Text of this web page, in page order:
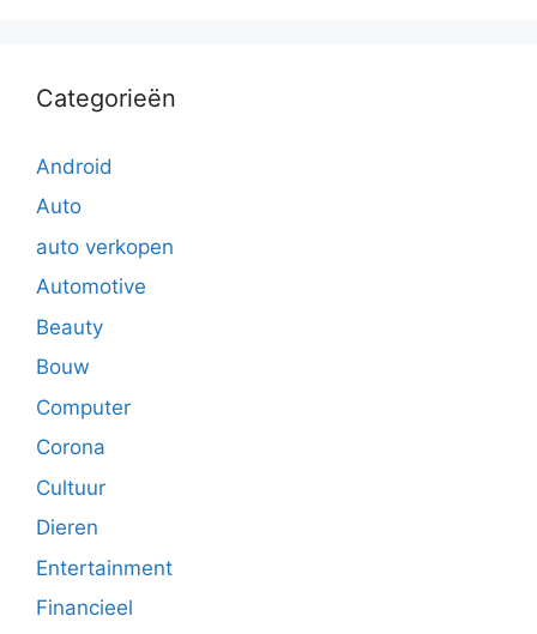
Categorieën
Android
Auto
auto verkopen
Automotive
Beauty
Bouw
Computer
Corona
Cultuur
Dieren
Entertainment
Financieel